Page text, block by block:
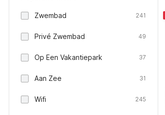
Zwembad 241
Privé Zwembad 49
Op Een Vakantiepark 37
Aan Zee 31
Wifi 245